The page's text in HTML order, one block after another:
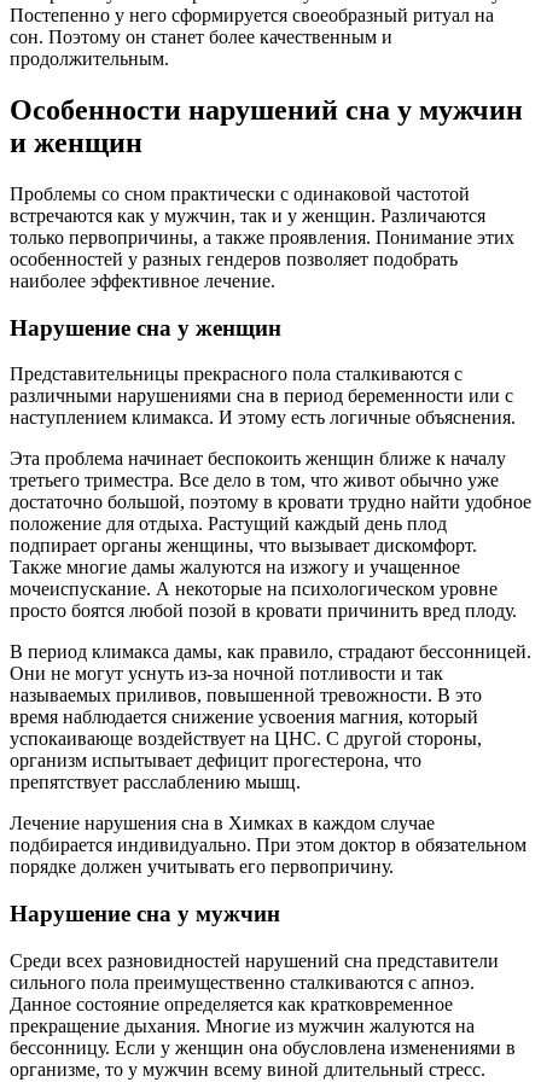
Постепенно у него сформируется своеобразный ритуал на
сон. Поэтому он станет более качественным и
продолжительным.
Особенности нарушений сна у мужчин
и женщин
Проблемы со сном практически с одинаковой частотой
встречаются как у мужчин, так и у женщин. Различаются
только первопричины, а также проявления. Понимание этих
особенностей у разных гендеров позволяет подобрать
наиболее эффективное лечение.
Нарушение сна у женщин
Представительницы прекрасного пола сталкиваются с
различными нарушениями сна в период беременности или с
наступлением климакса. И этому есть логичные объяснения.
Эта проблема начинает беспокоить женщин ближе к началу
третьего триместра. Все дело в том, что живот обычно уже
достаточно большой, поэтому в кровати трудно найти удобное
положение для отдыха. Растущий каждый день плод
подпирает органы женщины, что вызывает дискомфорт.
Также многие дамы жалуются на изжогу и учащенное
мочеиспускание. А некоторые на психологическом уровне
просто боятся любой позой в кровати причинить вред плоду.
В период климакса дамы, как правило, страдают бессонницей.
Они не могут уснуть из-за ночной потливости и так
называемых приливов, повышенной тревожности. В это
время наблюдается снижение усвоения магния, который
успокаивающе воздействует на ЦНС. С другой стороны,
организм испытывает дефицит прогестерона, что
препятствует расслаблению мышц.
Лечение нарушения сна в Химках в каждом случае
подбирается индивидуально. При этом доктор в обязательном
порядке должен учитывать его первопричину.
Нарушение сна у мужчин
Среди всех разновидностей нарушений сна представители
сильного пола преимущественно сталкиваются с апноэ.
Данное состояние определяется как кратковременное
прекращение дыхания. Многие из мужчин жалуются на
бессонницу. Если у женщин она обусловлена изменениями в
организме, то у мужчин всему виной длительный стресс.